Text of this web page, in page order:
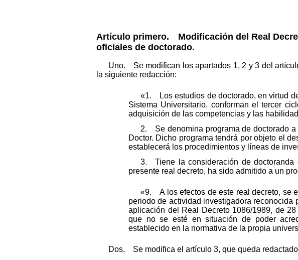
Artículo primero. Modificación del Real
oficiales de doctorado.
Uno. Se modifican los apartados 1, 2 y 3 del
la siguiente redacción:
«1. Los estudios de doctorado, en virtud
Sistema Universitario, conforman el tercer
adquisición de las competencias y las
2. Se denomina programa de doctorado
Doctor. Dicho programa tendrá por objeto el
establecerá los procedimientos y líneas de
3. Tiene la consideración de doctoranda
presente real decreto, ha sido admitido a un
«9. A los efectos de este real decreto, se
periodo de actividad investigadora
aplicación del Real Decreto 1086/1989, de
que no se esté en situación de poder
establecido en la normativa de la propia
Dos. Se modifica el artículo 3, que queda